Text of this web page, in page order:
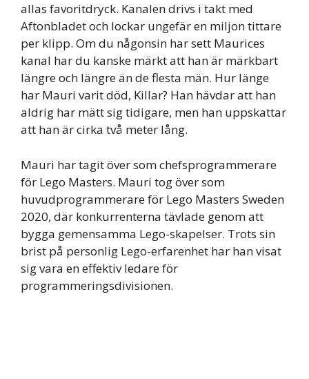
allas favoritdryck. Kanalen drivs i takt med
Aftonbladet och lockar ungefär en miljon tittare
per klipp. Om du någonsin har sett Maurices
kanal har du kanske märkt att han är märkbart
längre och längre än de flesta män. Hur länge
har Mauri varit död, Killar? Han hävdar att han
aldrig har mätt sig tidigare, men han uppskattar
att han är cirka två meter lång.
Mauri har tagit över som chefsprogrammerare
för Lego Masters. Mauri tog över som
huvudprogrammerare för Lego Masters Sweden
2020, där konkurrenterna tävlade genom att
bygga gemensamma Lego-skapelser. Trots sin
brist på personlig Lego-erfarenhet har han visat
sig vara en effektiv ledare för
programmeringsdivisionen.